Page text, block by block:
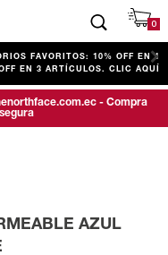
0
FAVORITOS: 10% OFF EN 1
EN 3 ARTÍCULOS. CLIC AQUÍ
- Compra
AZUL